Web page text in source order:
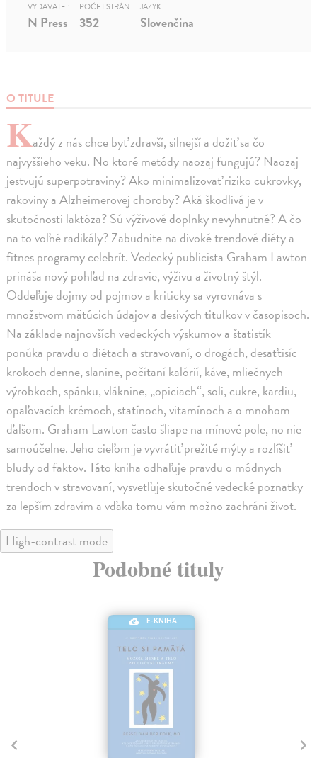
O TITULE
Každý z nás chce byť zdravší, silnejší a dožiť sa čo
najvyššieho veku. No ktoré metódy naozaj fungujú? Naozaj
jestvujú superpotraviny? Ako minimalizovať riziko cukrovky,
rakoviny a Alzheimerovej choroby? Aká škodlivá je v
skutočnosti laktóza? Sú výživové doplnky nevyhnutné? A čo
na to voľné radikály? Zabudnite na divoké trendové diéty a
fitnes programy celebrít. Vedecký publicista Graham Lawton
prináša nový pohľad na zdravie, výživu a životný štýl.
Oddeľuje dojmy od pojmov a kriticky sa vyrovnáva s
množstvom mätúcich údajov a desivých titulkov v časopisoch.
Na základe najnovších vedeckých výskumov a štatistík
ponúka pravdu o diétach a stravovaní, o drogách, desaťtisíc
krokoch denne, slanine, počítaní kalórií, káve, mliečnych
výrobkoch, spánku, vláknine, „opiciach“, soli, cukre, kardiu,
opaľovacích krémoch, statínoch, vitamínoch a o mnohom
ďalšom. Graham Lawton často šliape na mínové pole, no nie
samoúčelne. Jeho cieľom je vyvrátiť prežité mýty a rozlíšiť
bludy od faktov. Táto kniha odhaľuje pravdu o módnych
trendoch v stravovaní, vysvetľuje skutočné vedecké poznatky
za lepším zdravím a vďaka tomu vám možno zachráni život.
VYDAVATEĽ
N Press
POČET STRÁN
352
JAZYK
Slovenčina
High-contrast mode
Podobné tituly
E-KNIHA